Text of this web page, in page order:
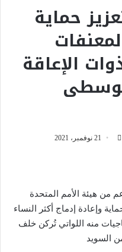
حماية
الإعاقة
ب
ر
ي
د
21 نوفمبر، 2021
من هيئة الأمم المتحدة
وإعادة إدماج أكثر النساء
منه اللواتي تُركن خلف
السويد